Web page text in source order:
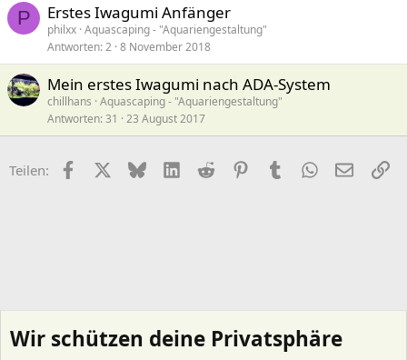
P Erstes Iwagumi Anfänger
philxx Aquascaping - "Aquariengestaltung"
Antworten 2 8 November 2018
Mein erstes Iwagumi nach ADA-System
chillhans Aquascaping - "Aquariengestaltung"
Antworten 31 23 August 2017
Teilen: FacebookX (Twitter)
BlueskyLinkedIn
Reddit PinterestTumblr WhatsApp
E-Mail
Wir schützen deine Privatsphäre